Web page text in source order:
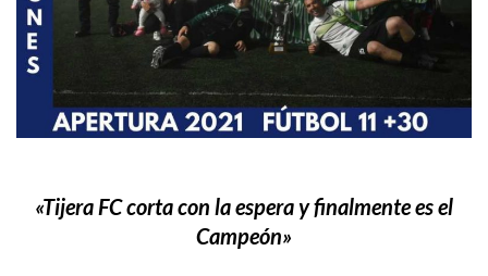
«Tijera FC corta con la espera y finalmente es el
Campeón»